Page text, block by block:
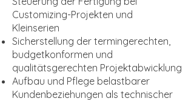
Customizing-Projekten und
Kleinserien
Sicherstellung der termingerechten,
budgetkonformen und
qualitätsgerechten Projektabwicklung
Aufbau und Pflege belastbarer
Kundenbeziehungen als technischer